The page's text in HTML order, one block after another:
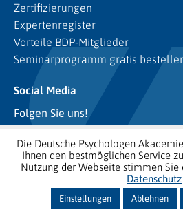
Zertifizierungen
Expertenregister
Vorteile BDP-Mitglieder
Seminarprogramm gratis
Social Media
Folgen Sie uns!
Die Deutsche Psychologen
Ihnen den bestmöglichen Service
Nutzung der Webseite stimmen
Datenschutz
Einstellungen Ablehnen